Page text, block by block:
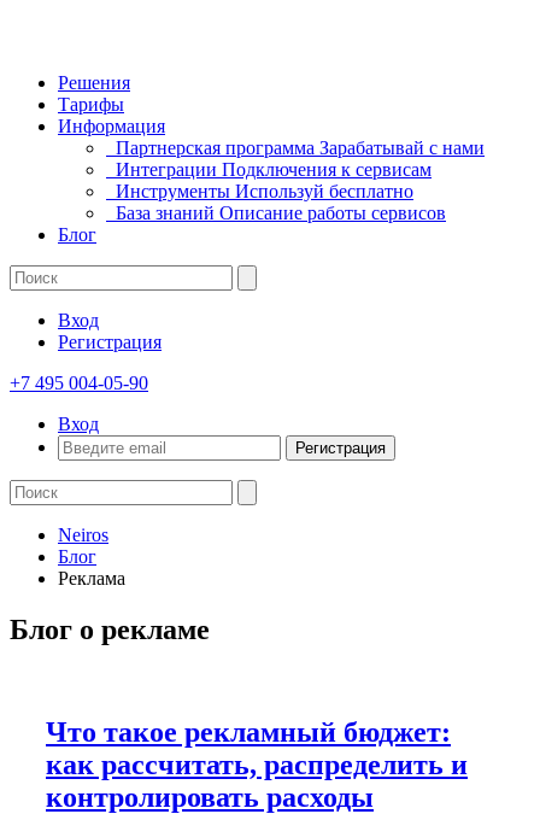
Решения
Тарифы
Информация
Партнерская программа Зарабатывай с нами
Интеграции Подключения к сервисам
Инструменты Используй бесплатно
База знаний Описание работы сервисов
Блог
Вход
Регистрация
+7 495 004-05-90
Вход
Регистрация
Neiros
Блог
Реклама
Блог о рекламе
Что такое рекламный бюджет:
как рассчитать, распределить и
контролировать расходы